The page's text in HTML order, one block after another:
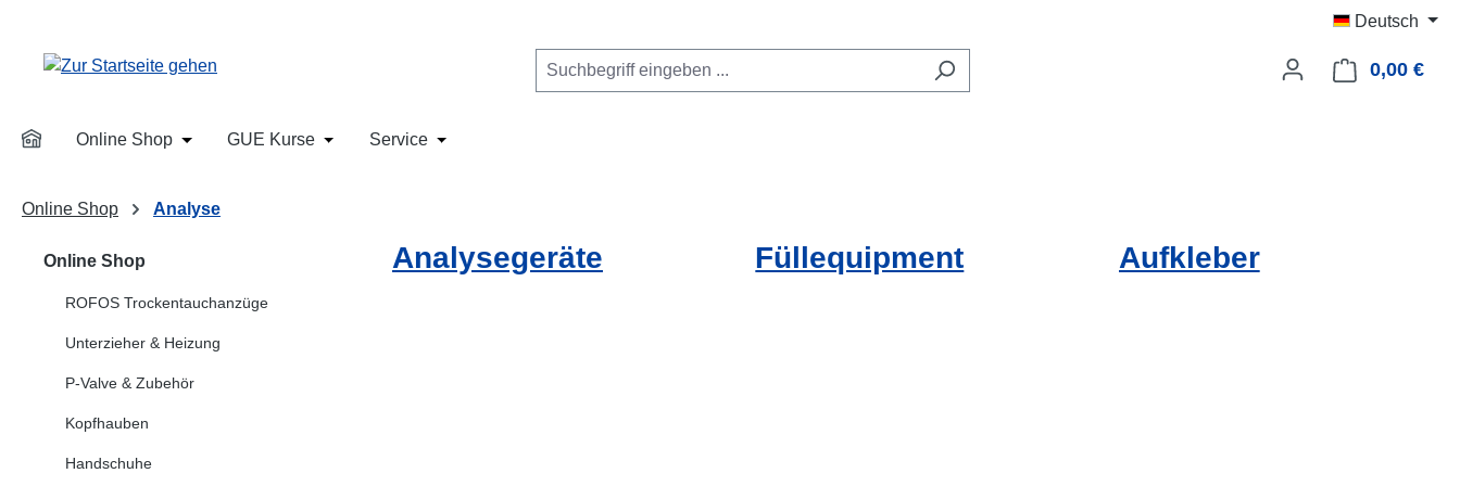
Deutsch
0,00 €
Online Shop Öffne oder Schließe das Dropdown der Kategorie Online Shop
GUE Kurse Öffne oder Schließe das Dropdown der Kategorie GUE Kurse
Service Öffne oder Schließe das Dropdown der Kategorie Service
Online Shop Analyse
Online Shop
ROFOS Trockentauchanzüge
Unterzieher & Heizung
P-Valve & Zubehör
Kopfhauben
Handschuhe
Analysegeräte Füllequipment Aufkleber